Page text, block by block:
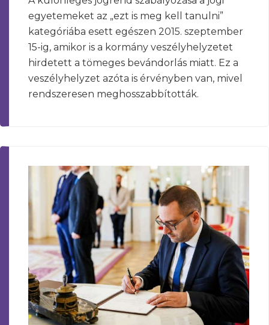
egyetemeket az „ezt is meg kell tanulni”
kategóriába esett egészen 2015. szeptember
15-ig, amikor is a kormány veszélyhelyzetet
hirdetett a tömeges bevándorlás miatt. Ez a
veszélyhelyzet azóta is érvényben van, mivel
rendszeresen meghosszabbították.